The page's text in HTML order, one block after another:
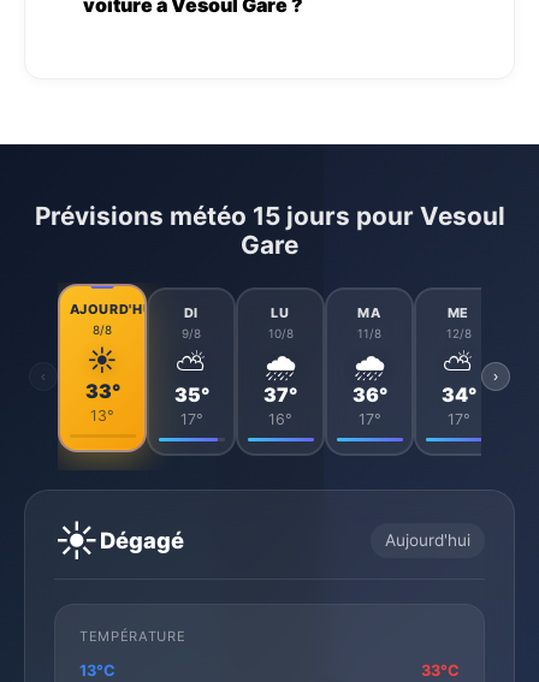
Prévisions météo 15 jours pour Vesoul
Gare
‹
AJOURD'HUI
8/8
☀️
33°
13°
DI
9/8
⛅
35°
17°
LU
10/8
🌧️
37°
16°
MA
11/8
🌧️
36°
17°
ME
12/8
⛅
34°
17°
›
☀️Dégagé Aujourd'hui
TEMPÉRATURE
13°C 33°C